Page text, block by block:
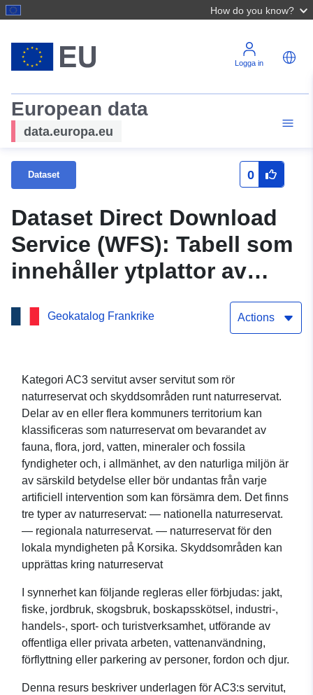
How do you know?
Logga in
European data
data.europa.eu
Dataset 0
Dataset Direct Download
Service (WFS): Tabell som
innehåller ytplattor av
klass AC3 (naturreservat
och skyddsområden) i
Geokatalog Frankrike Actions
Kategori AC3 servitut avser servitut som rör
naturreservat och skyddsområden runt naturreservat.
Delar av en eller flera kommuners territorium kan
klassificeras som naturreservat om bevarandet av
fauna, flora, jord, vatten, mineraler och fossila
fyndigheter och, i allmänhet, av den naturliga miljön är
av särskild betydelse eller bör undantas från varje
artificiell intervention som kan försämra dem. Det finns
tre typer av naturreservat: — nationella naturreservat.
— regionala naturreservat. — naturreservat för den
lokala myndigheten på Korsika. Skyddsområden kan
upprättas kring naturreservat
I synnerhet kan följande regleras eller förbjudas: jakt,
fiske, jordbruk, skogsbruk, boskapsskötsel, industri-,
handels-, sport- och turistverksamhet, utförande av
offentliga eller privata arbeten, vattenanvändning,
förflyttning eller parkering av personer, fordon och djur.
Denna resurs beskriver underlagen för AC3:s servitut,